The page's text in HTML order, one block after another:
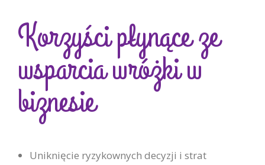
Korzyści płynące ze
wsparcia wróżki w
biznesie
Uniknięcie ryzykownych decyzji i strat